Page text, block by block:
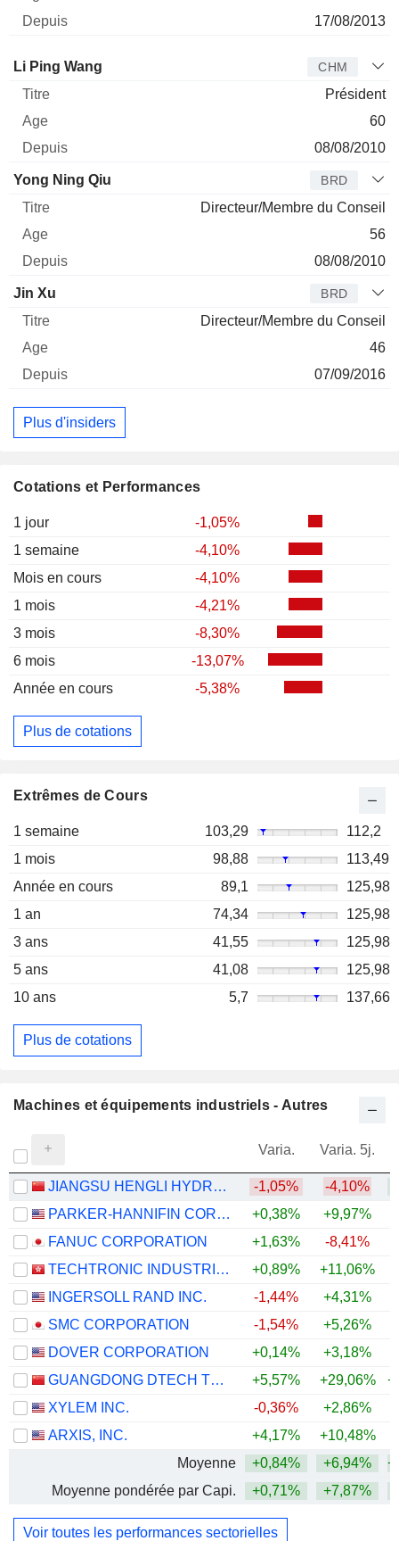
Cotations et Performances
1 jour
-1,05%
1 semaine
-4,10%
Mois en cours
-4,10%
1 mois
-4,21%
3 mois
-8,30%
6 mois
-13,07%
Année en cours
-5,38%
Plus de cotations
Extrêmes de Cours
1 semaine 103,29
112,2
1 mois
98,88
113,49
Année en cours
89,1
125,98
1 an
74,34
125,98
3 ans
41,55
125,98
5 ans
41,08
125,98
10 ans
5,7 137,66
Plus de cotations
17/08/2013
Administrateur
Li Ping Wang CHM
Président
60
08/08/2010
Yong Ning Qiu BRD
Directeur/Membre du Conseil
56
08/08/2010
Jin Xu BRD
Directeur/Membre du Conseil
46
07/09/2016
Plus d'insiders
Machines et équipements industriels - Autres
Varia. Varia. 5j.
JIANGSU HENGLI HYDRAULIC CO.,LTD -1,05% -4,10%
PARKER-HANNIFIN CORPORATION
+0,38% +9,97%
FANUC CORPORATION
+1,63% -8,41%
TECHTRONIC INDUSTRIES COMPANY LIMITED
+0,89% +11,06%
INGERSOLL RAND INC.
-1,44% +4,31%
SMC CORPORATION
-1,54% +5,26%
DOVER CORPORATION
+0,14% +3,18%
GUANGDONG DTECH TECHNOLOGY CO., LTD.
+5,57% +29,06%
XYLEM INC.
-0,36% +2,86%
ARXIS, INC.
+4,17%
+10,48%
Moyenne
+0,84% +6,94%
Moyenne pondérée par Capi.
+0,71% +7,87%
Voir toutes les performances sectorielles